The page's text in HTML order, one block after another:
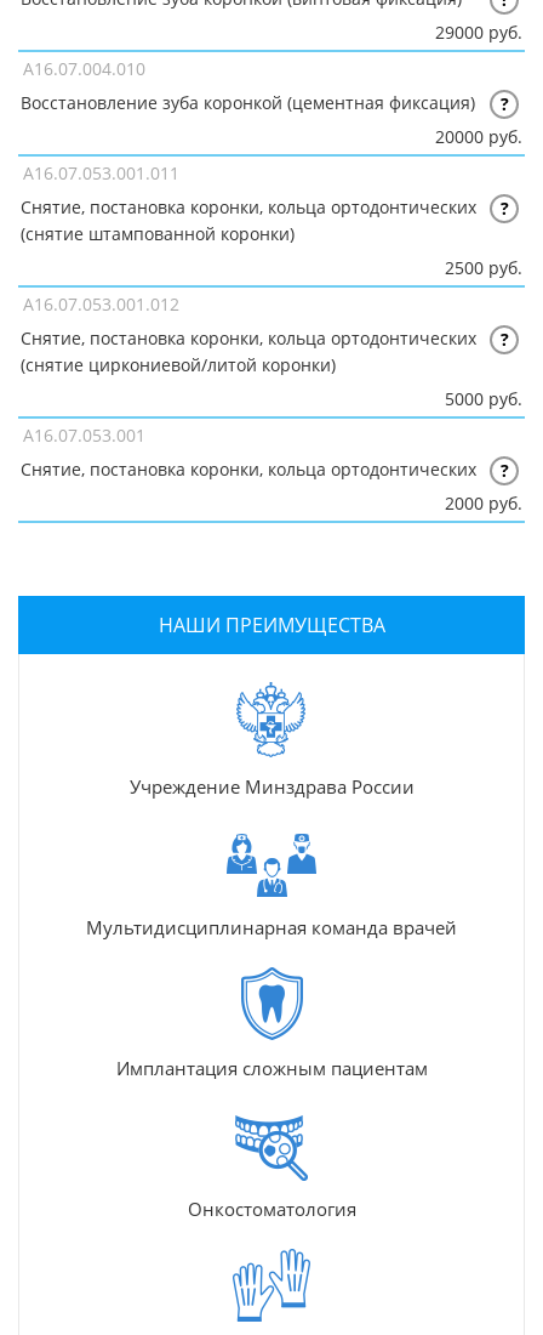
29000 руб.
A16.07.004.010
Восстановление зуба коронкой (цементная фиксация)
?
20000 руб.
A16.07.053.001.011
Снятие, постановка коронки, кольца ортодонтических
(снятие штампованной коронки)
?
2500 руб.
A16.07.053.001.012
Снятие, постановка коронки, кольца ортодонтических
(снятие циркониевой/литой коронки)
?
5000 руб.
A16.07.053.001
Снятие, постановка коронки, кольца ортодонтических
?
2000 руб.
НАШИ ПРЕИМУЩЕСТВА
Учреждение Минздрава России
Мультидисциплинарная команда врачей
Имплантация сложным пациентам
Онкостоматология